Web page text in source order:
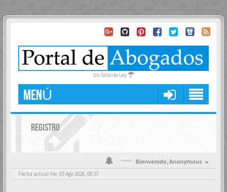
Un Sitio de Ley
MENÚ
REGISTRO
Bienvenido,Anonymous
Fecha actual Vie, 07 Ago 2026, 00:37